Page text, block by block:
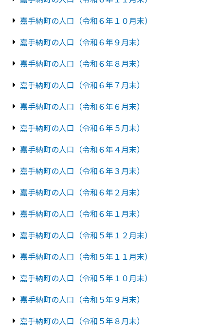
嘉手納町の人口（令和６年１０月末）
嘉手納町の人口（令和６年９月末）
嘉手納町の人口（令和６年８月末）
嘉手納町の人口（令和６年７月末）
嘉手納町の人口（令和６年６月末）
嘉手納町の人口（令和６年５月末）
嘉手納町の人口（令和６年４月末）
嘉手納町の人口（令和６年３月末）
嘉手納町の人口（令和６年２月末）
嘉手納町の人口（令和６年１月末）
嘉手納町の人口（令和５年１２月末）
嘉手納町の人口（令和５年１１月末）
嘉手納町の人口（令和５年１０月末）
嘉手納町の人口（令和５年９月末）
嘉手納町の人口（令和５年８月末）